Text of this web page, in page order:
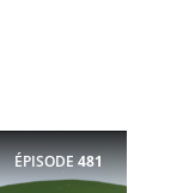
ÉPISODE481